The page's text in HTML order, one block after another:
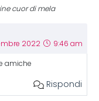
cuor di mela
2022 9:46 am
amiche
Rispondi